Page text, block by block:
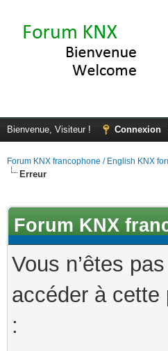
Bienvenue, Visiteur ! Connexion
Forum KNX francophone / English KNX
Erreur
Forum KNX
Vous n’êtes
accéder à cette
: